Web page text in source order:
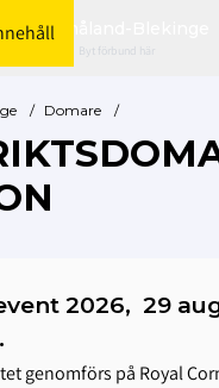
Småland-Blekinge
Byt förbund här
/ Domare /
2026, 29
genomförs på Royal